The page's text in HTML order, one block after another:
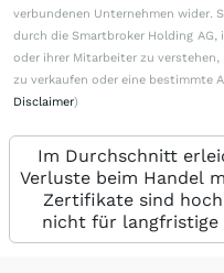
verbundenen Unternehmen wider.
durch die Smartbroker Holding AG,
oder ihrer Mitarbeiter zu
zu verkaufen oder eine bestimmte
Disclaimer)
Im Durchschnitt
Verluste beim Handel
Zertifikate sind
nicht für langfristige